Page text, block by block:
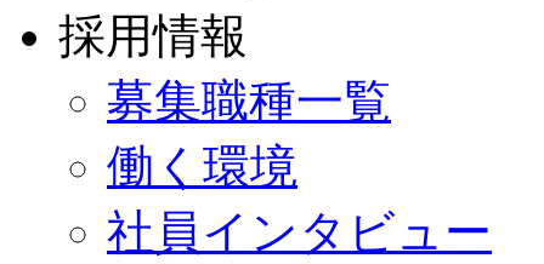
採用情報
募集職種一覧
働く環境
社員インタビュー